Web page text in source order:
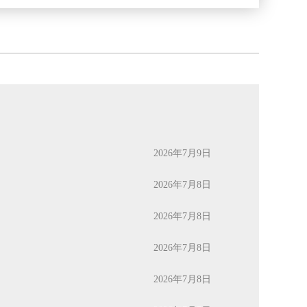
2026年7月9日
2026年7月8日
2026年7月8日
2026年7月8日
2026年7月8日